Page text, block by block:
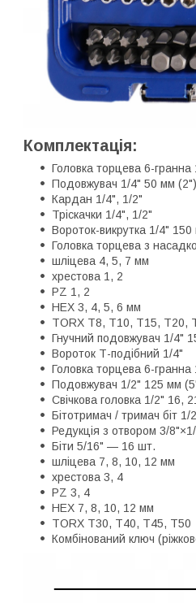
Комплектація:
Головка торцева 6-
Подовжувач 1/4" 50 мм
Кардан 1/4", 1/2"
Тріскачки 1/4", 1/2"
Вороток-викрутка 1/4"
Головка торцева з
шліцева 4, 5, 7 мм
хрестова 1, 2
PZ 1, 2
HEX 3, 4, 5, 6 мм
TORX T8, T10, T15, T20,
Гнучний подовжувач 1/4"
Вороток Т-подібний 1/4"
Головка торцева 6-
Подовжувач 1/2" 125 мм
Свічкова головка 1/2" 16,
Бітотримач / тримач біт 1/
Редукція з отвором 3/
Біти 5/16" — 16 шт.
шліцева 7, 8, 10, 12 мм
хрестова 3, 4
PZ 3, 4
HEX 7, 8, 10, 12 мм
TORX T30, T40, T45, T50
Комбінований ключ